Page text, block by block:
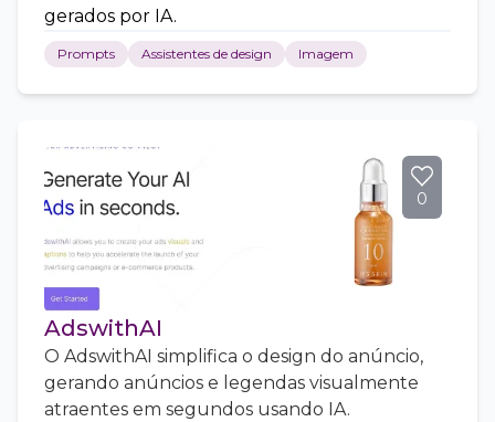
gerados por IA.
Prompts Assistentes de design Imagem
0
AdswithAI
O AdswithAI simplifica o design do anúncio,
gerando anúncios e legendas visualmente
atraentes em segundos usando IA.